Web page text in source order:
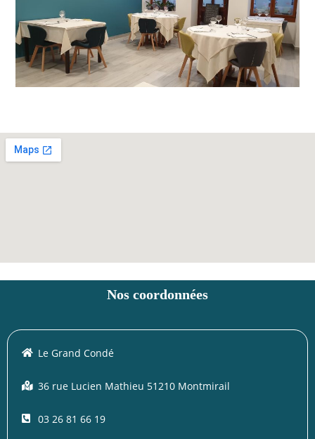
Nos coordonnées
Le Grand Condé
36 rue Lucien Mathieu 51210 Montmirail
03 26 81 66 19